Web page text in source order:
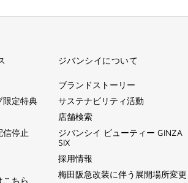
限定特典
信停止
こちら
ジバンシイについて
ブランドストーリー
サステナビリティ活動
店舗検索
ジバンシイ ビューティー GINZA
SIX
採用情報
梅田阪急改装に伴う展開場所変更